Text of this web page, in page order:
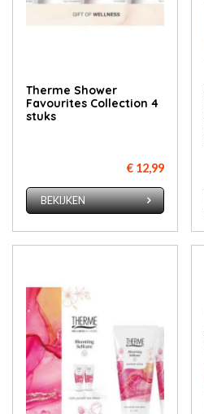
Therme Shower
Favourites Collection 4
stuks
€ 12,99
BEKIJKEN